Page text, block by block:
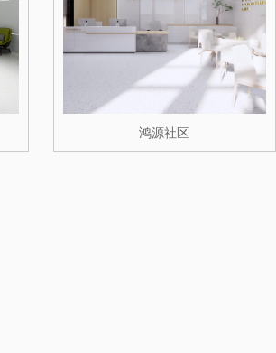
鸿源社区